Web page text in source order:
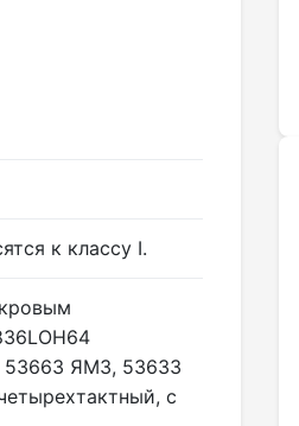
к классу I.
53663 ЯМЗ, 53633
с